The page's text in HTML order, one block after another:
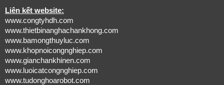
Liên kết website:
www.congtyhdh.com
www.thietbinanghachankhong.com
www.bamongthuyluc.com
www.khopnoicongnghiep.com
www.gianchankhinen.com
www.luoicatcongnghiep.com
www.tudonghoarobot.com